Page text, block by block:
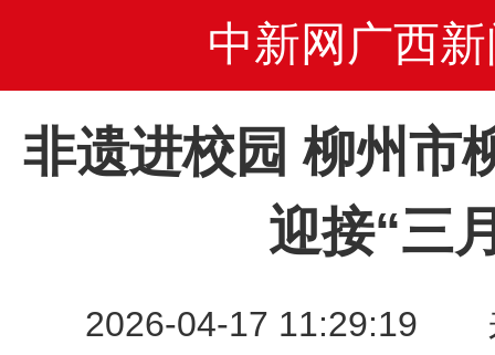
中新网广西新
非遗进校园 柳州市
迎接“三
2026-04-17 11:29:19